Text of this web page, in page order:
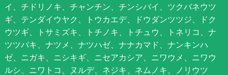
イ、チドリノキ、チャンチン、チンシバイ、ツクバネウツ
ギ、テンダイウヤク、トウカエデ、ドウダンツツジ、ドク
ウツギ、トサミズキ、トチノキ、トチュウ、トネリコ、ナ
ツツバキ、ナツメ、ナツハゼ、ナナカマド、ナンキンハ
ゼ、ニガキ、ニシキギ、ニセアカシア、ニワウメ、ニワウ
ルシ、ニワトコ、ヌルデ、ネジキ、ネムノキ、ノリウツ